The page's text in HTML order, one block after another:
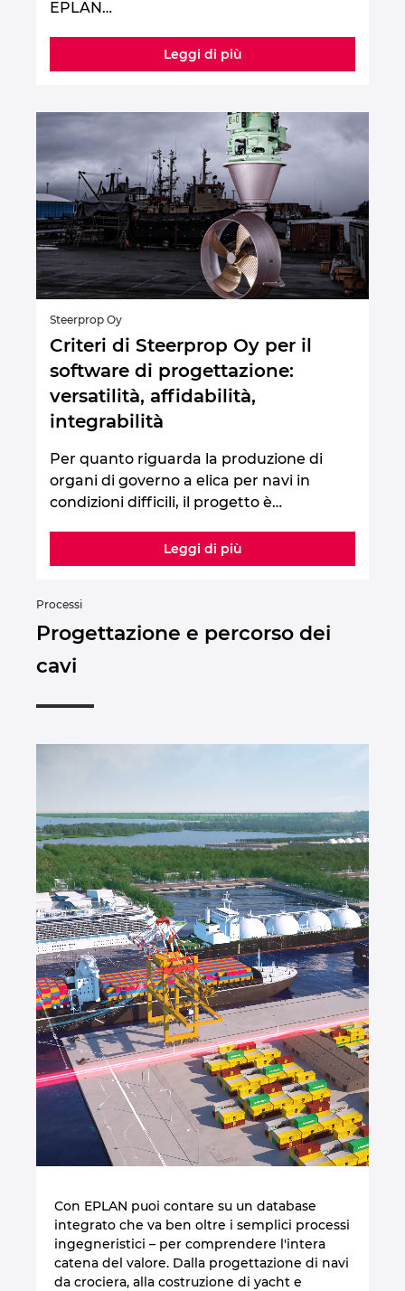
EPLAN…
Leggi di più
Steerprop Oy
Criteri di Steerprop Oy per il
software di progettazione:
versatilità, affidabilità,
integrabilità
Per quanto riguarda la produzione di
organi di governo a elica per navi in
condizioni difficili, il progetto è…
Leggi di più
Processi
Progettazione e percorso dei
cavi
Con EPLAN puoi contare su un database
integrato che va ben oltre i semplici processi
ingegneristici – per comprendere l'intera
catena del valore. Dalla progettazione di navi
da crociera, alla costruzione di yacht e